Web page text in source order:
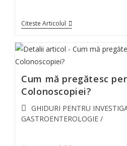
Citeste Articolul
Cum mă pregătesc
Colonoscopiei?
GHIDURI PENTRU
GASTROENTEROLOGIE /